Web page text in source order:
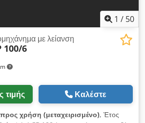
1 / 50
με λείανση
100/6
τιμής Καλέστε
προς χρήση (μεταχειρισμένο), Έτος